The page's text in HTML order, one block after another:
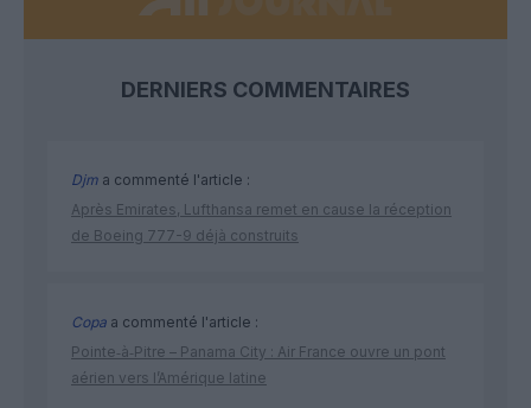
DERNIERS COMMENTAIRES
Djm a commenté l'article :
Après Emirates, Lufthansa remet en cause la réception
de Boeing 777-9 déjà construits
Copa a commenté l'article :
Pointe‑à‑Pitre – Panama City : Air France ouvre un pont
aérien vers l’Amérique latine